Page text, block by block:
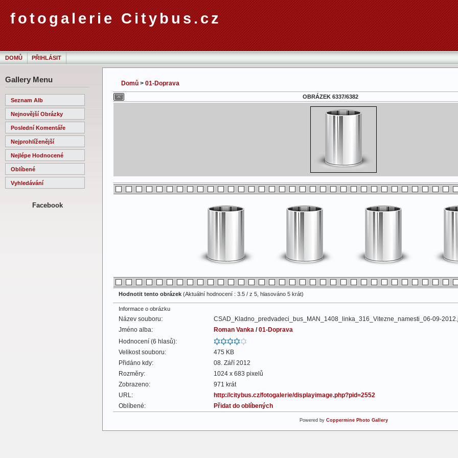
fotogalerie Citybus.cz
DOMŮ PŘIHLÁSIT
Gallery Menu
Seznam Alb
Nejnovější Obrázky
Poslední Komentáře
Nejprohlíženější
Nejlépe Hodnocené
Oblíbené
Vyhledávání
Facebook
Domů > 01-Doprava
OBRÁZEK 6337/6382
Hodnotit tento obrázek (Aktuální hodnocení : 3.5 / z 5, hlasováno 5 krát)
Informace o obrázku
Název souboru:
CSAD_Kladno_predvadeci_bus_MAN_1408_linka_316_Vitezne_namesti_06-09-
Jméno alba:
Roman Vanka /01-Doprava
Hodnocení (6 hlasů):
Velikost souboru:
475 KB
Přidáno kdy:
08. Září 2012
Rozměry:
1024 x 683 pixelů
Zobrazeno:
971 krát
URL:
http://citybus.cz/fotogalerie/displayimage.php?pid=2552
Oblíbené:
Přidat do oblíbených
Powered by Coppermine Photo Gallery